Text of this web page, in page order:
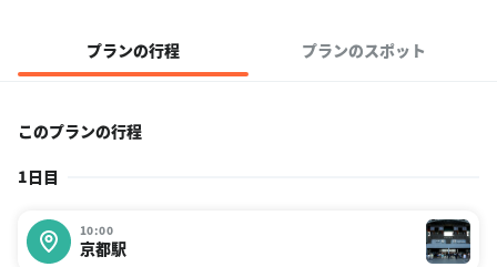
プランの行程 プランのスポット
このプランの行程
1日目
10:00
京都駅